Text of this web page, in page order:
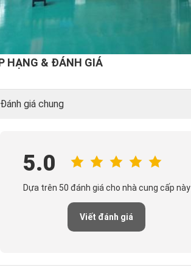
HẠNG & ĐÁNH GIÁ
Đánh giá chung
5.0
Dựa trên 50 đánh giá cho nhà cung cấp này
Viết đánh giá